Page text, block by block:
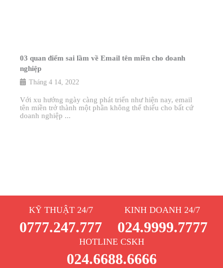
03 quan điểm sai lầm về Email tên miền cho doanh
nghiệp
Tháng 4 14, 2022
Với xu hướng ngày càng phát triển như hiện nay, email
tên miền trở thành một phần không thể thiếu cho bất cứ
doanh nghiệp ...
KỸ THUẬT 24/7
0777.247.777
KINH DOANH 24/7
024.9999.7777
HOTLINE CSKH
024.6688.6666